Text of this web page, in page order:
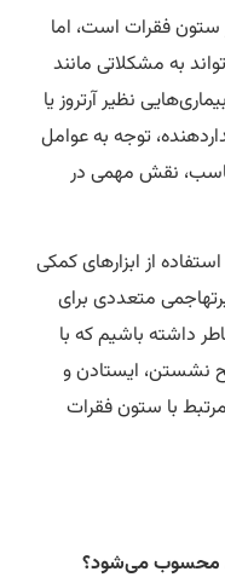
فقرات است، اما
مشکلاتی مانند
نظیر آرتروز یا
توجه به عوامل
نقش مهمی در
از ابزارهای کمکی
متعددی برای
باشیم که با
ایستادن و
با ستون فقرات
می‌شود؟